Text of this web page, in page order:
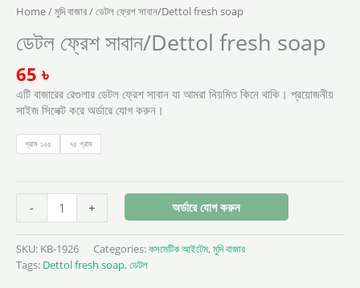
Home/মুদি বাজার/ ডেটল ফ্রেশ সাবান/Dettol fresh soap
ডেটল ফ্রেশ সাবান/Dettol fresh soap
65৳
এটি বাজারের রেগুলার ডেটল ফ্রেশ সাবান যা আমরা নিয়মিত কিনে থাকি। প্রয়োজনীয়
সাইজ সিলেক্ট করে অর্ডারে যোগ করুন।
গ্রাম ১২৫ ৭৫ গ্রাম
- + অর্ডারে যোগ করুন
SKU: KB-1926 Categories:কসমেটিক আইটেম, মুদি বাজার
Tags: Dettol fresh soap, ডেটল